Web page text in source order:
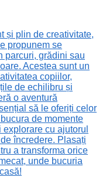
și plin de creativitate,
propunem se
parcuri, grădini sau
Acestea sunt un
copiilor,
de echilibru și
o aventură
să le oferiți celor
de momente
cu ajutorul
încredere. Plasați
a transforma orice
unde bucuria